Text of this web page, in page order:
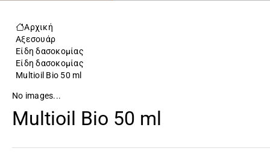
Αρχική
Αξεσουάρ
Είδη δασοκομίας
Είδη δασοκομίας
Multioil Bio 50 ml
No images...
Multioil Bio 50 ml